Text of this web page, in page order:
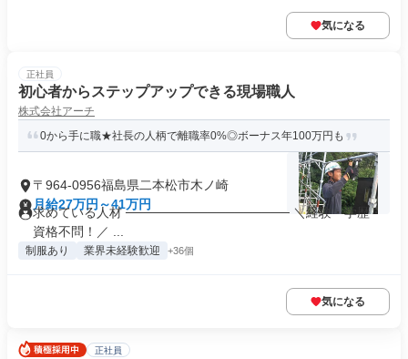
気になる
正社員
初心者からステップアップできる現場職人
株式会社アーチ
0から手に職★社長の人柄で離職率0%◎ボーナス年100万円も
〒964-0956福島県二本松市木ノ崎
月給27万円～41万円
求めている人材 ────────────────── ＼経験・学歴・
資格不問！／ ...
制服あり 業界未経験歓迎 +36個
気になる
正社員